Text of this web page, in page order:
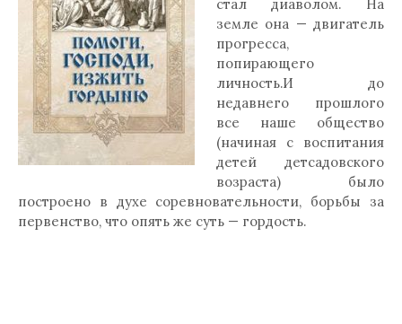
стал диаволом. На
земле она — двигатель
прогресса,
попирающего
личность.И до
недавнего прошлого
все наше общество
(начиная с воспитания
детей детсадовского
возраста) было
построено в духе соревновательности, борьбы за
первенство, что опять же суть — гордость.